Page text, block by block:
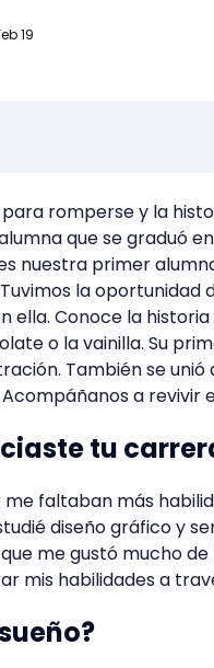
19
romperse y la
que se graduó
nuestra primer
la
ella. Conoce la
o la vainilla. Su
También se
Acompáñanos a revivir
tu
me faltaban más
diseño gráfico y
me gustó mucho
mis habilidades a